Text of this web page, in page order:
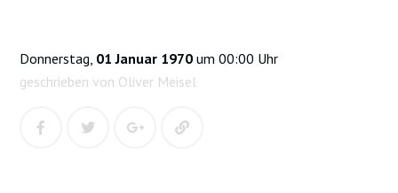
Donnerstag, 01 Januar 1970 um 00:00 Uhr
geschrieben von Oliver Meisel